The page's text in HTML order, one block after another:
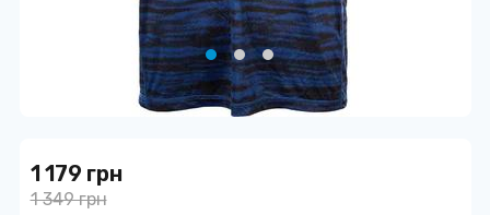
1 179 грн
1 349 грн